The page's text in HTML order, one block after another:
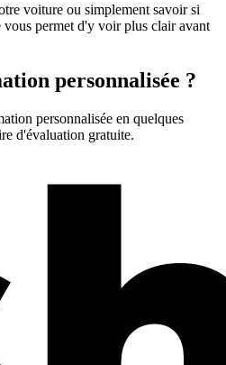
voiture ou simplement savoir si
vous permet d'y voir plus clair avant
personnalisée ?
personnalisée en quelques
d'évaluation gratuite.